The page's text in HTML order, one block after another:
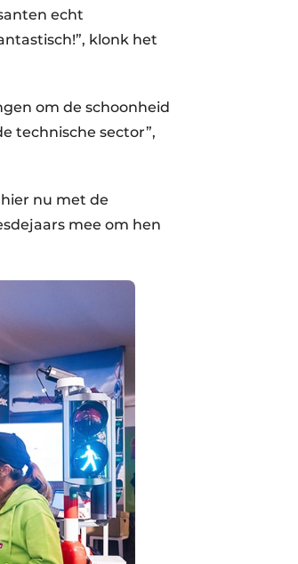
echt
klonk het
om de schoonheid
technische sector”,
nu met de
mee om hen